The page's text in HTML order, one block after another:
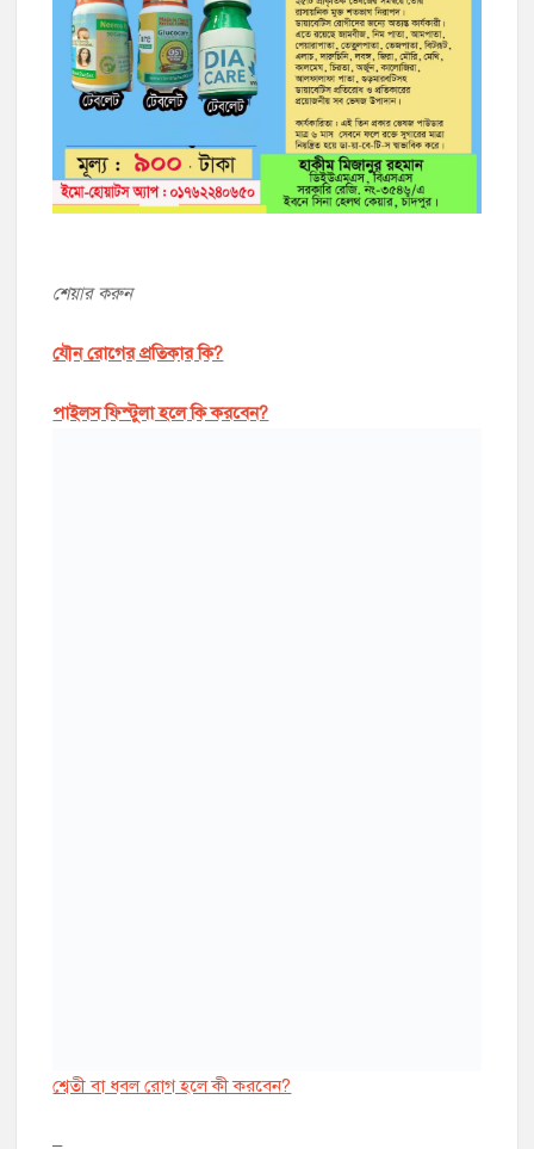
শেয়ার করুন
যৌন রোগের প্রতিকার কি?
পাইলস ফিস্টুলা হলে কি করবেন?
শ্বেতী বা ধবল রোগ হলে কী করবেন?